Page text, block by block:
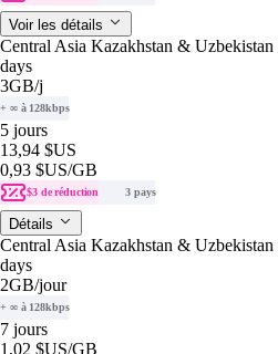
Voir les détails
Central Asia Kazakhstan &
days
3GB/j
+ ∞ à 128kbps
5 jours
13,94 $US
0,93 $US/GB
$3 de réduction 3 pays
Détails
Central Asia Kazakhstan &
days
2GB/jour
+ ∞ à 128kbps
7 jours
1,02 $US/GB